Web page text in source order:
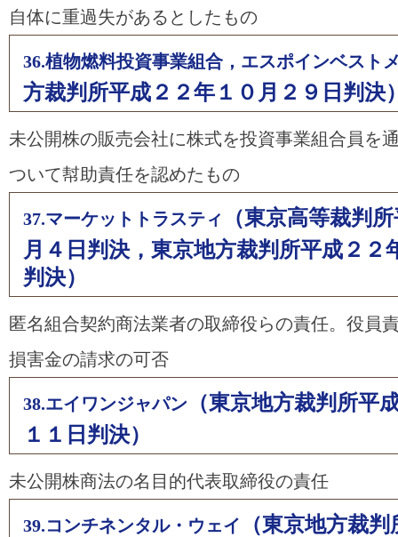
自体に重過失があるとしたもの
36.植物燃料投資事業組合，エスポインベスト
方裁判所平成２２年１０月２９日判決
未公開株の販売会社に株式を投資事業組合員を
ついて幇助責任を認めたもの
37.マーケットトラスティ
（東京高等裁判
月４日判決，東京地方裁判所平成２２
判決）
匿名組合契約商法業者の取締役らの責任。役員
損害金の請求の可否
38.エイワンジャパン
（東京地方裁判所平
１１日判決）
未公開株商法の名目的代表取締役の責任
39.コンチネンタル・ウェイ
（東京地方裁